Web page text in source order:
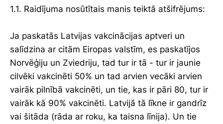
1.1. Raidījuma nosūtītais manis teiktā atšifrējums:
Ja paskatās Latvijas vakcinācijas aptveri un
salīdzina ar citām Eiropas valstīm, es paskatījos
Norvēģiju un Zviedriju, tad tur ir tā - tur ir jaunie
cilvēki vakcinēti 50% un tad arvien vecāki arvien
vairāk pilnībā vakcinēti, un tie, kas ir pāri 80, tur ir
vairāk kā 90% vakcinēti. Latvijā tā līkne ir gandrīz
vai šitāda (rāda ar roku, ka taisna līnija). Un tie